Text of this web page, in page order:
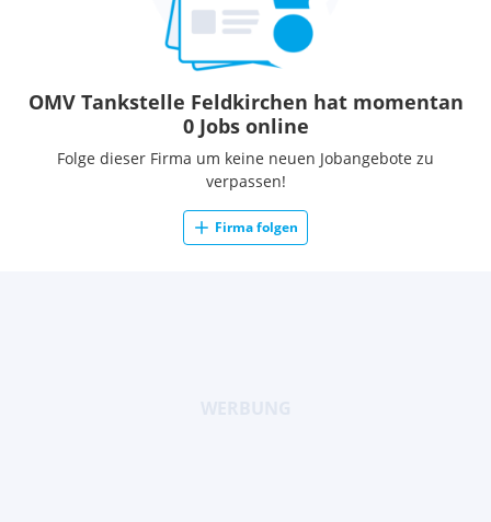
OMV Tankstelle Feldkirchen hat momentan
0 Jobs online
Folge dieser Firma um keine neuen Jobangebote zu
verpassen!
Firma folgen